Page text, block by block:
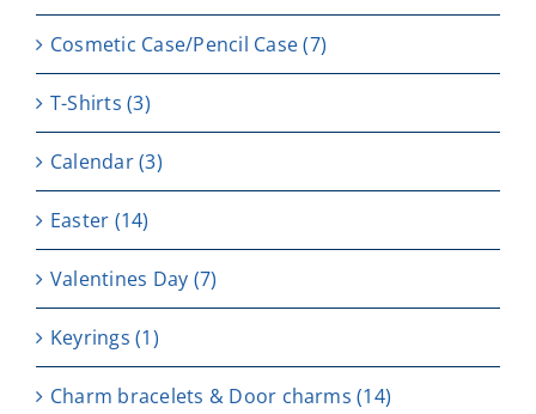
Cosmetic Case/Pencil Case(7)
T-Shirts (3)
Calendar(3)
Easter (14)
Valentines Day (7)
Keyrings (1)
Charm bracelets & Door charms (14)